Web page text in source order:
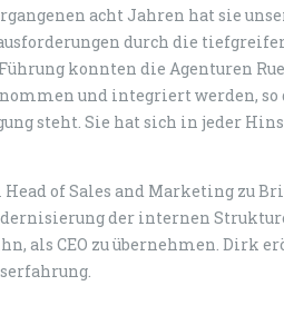
acht Jahren hat sie
durch die
konnten die Agenturen
und integriert werden, so
steht. Sie hat sich in jeder
of Sales and Marketing zu
der internen
als CEO zu übernehmen. Dirk